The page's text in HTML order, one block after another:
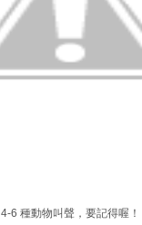
4-6 種動物叫聲，要記得喔！